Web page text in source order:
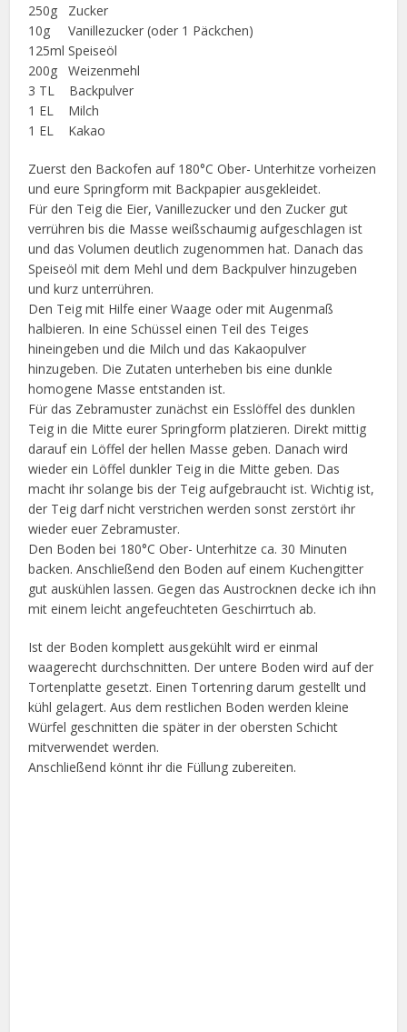
250g Zucker
10g Vanillezucker (oder 1 Päckchen)
125ml Speiseöl
200g Weizenmehl
3 TL Backpulver
1 EL Milch
1 EL Kakao
Zuerst den Backofen auf 180°C Ober- Unterhitze vorheizen
und eure Springform mit Backpapier ausgekleidet.
Für den Teig die Eier, Vanillezucker und den Zucker gut
verrühren bis die Masse weißschaumig aufgeschlagen ist
und das Volumen deutlich zugenommen hat. Danach das
Speiseöl mit dem Mehl und dem Backpulver hinzugeben
und kurz unterrühren.
Den Teig mit Hilfe einer Waage oder mit Augenmaß
halbieren. In eine Schüssel einen Teil des Teiges
hineingeben und die Milch und das Kakaopulver
hinzugeben. Die Zutaten unterheben bis eine dunkle
homogene Masse entstanden ist.
Für das Zebramuster zunächst ein Esslöffel des dunklen
Teig in die Mitte eurer Springform platzieren. Direkt mittig
darauf ein Löffel der hellen Masse geben. Danach wird
wieder ein Löffel dunkler Teig in die Mitte geben. Das
macht ihr solange bis der Teig aufgebraucht ist. Wichtig ist,
der Teig darf nicht verstrichen werden sonst zerstört ihr
wieder euer Zebramuster.
Den Boden bei 180°C Ober- Unterhitze ca. 30 Minuten
backen. Anschließend den Boden auf einem Kuchengitter
gut auskühlen lassen. Gegen das Austrocknen decke ich ihn
mit einem leicht angefeuchteten Geschirrtuch ab.
Ist der Boden komplett ausgekühlt wird er einmal
waagerecht durchschnitten. Der untere Boden wird auf der
Tortenplatte gesetzt. Einen Tortenring darum gestellt und
kühl gelagert. Aus dem restlichen Boden werden kleine
Würfel geschnitten die später in der obersten Schicht
mitverwendet werden.
Anschließend könnt ihr die Füllung zubereiten.